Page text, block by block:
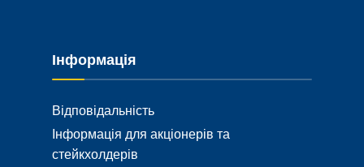
Інформація
Відповідальність
Інформація для акціонерів та
стейкхолдерів